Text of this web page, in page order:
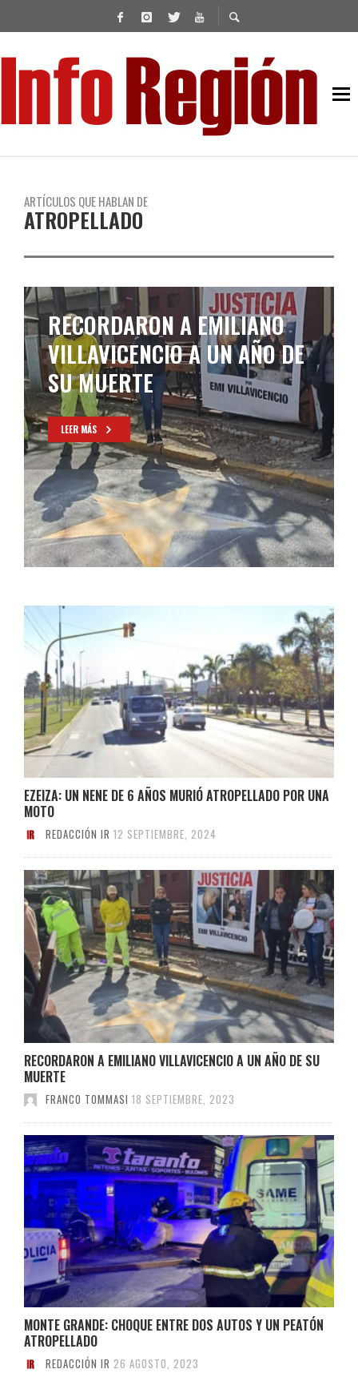
ARTÍCULOS QUE HABLAN DE
ATROPELLADO
RECORDARON A EMILIANO
VILLAVICENCIO A UN AÑO DE
SU MUERTE
LEER MÁS
EZEIZA: UN NENE DE 6 AÑOS MURIÓ ATROPELLADO POR UNA
MOTO
REDACCIÓN IR 12 SEPTIEMBRE, 2024
RECORDARON A EMILIANO VILLAVICENCIO A UN AÑO DE SU
MUERTE
FRANCO TOMMASI 18 SEPTIEMBRE, 2023
MONTE GRANDE: CHOQUE ENTRE DOS AUTOS Y UN PEATÓN
ATROPELLADO
REDACCIÓN IR 26 AGOSTO, 2023